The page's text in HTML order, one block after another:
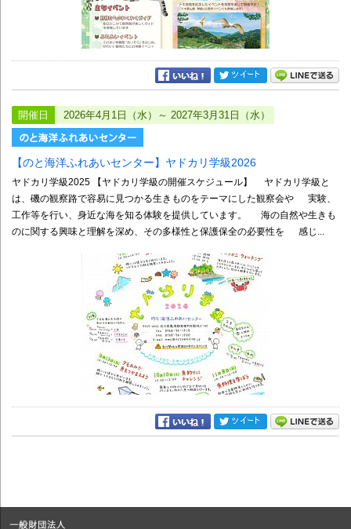
開催日 2026年4月1日（水）～ 2027年3月31日（水）
【のと海洋ふれあいセンター】ヤドカリ学級2026
ヤドカリ学級2025 【ヤドカリ学級の開催スケジュール】 ヤドカリ学級と
は、磯の観察路で容易に見つかる生きものをテーマにした観察会や 実験、
工作等を行い、身近な海を知る体験を提供しています。 海の自然や生きも
のに関する興味と理解を深め、その多様性と保護保全の必要性を 感じ...